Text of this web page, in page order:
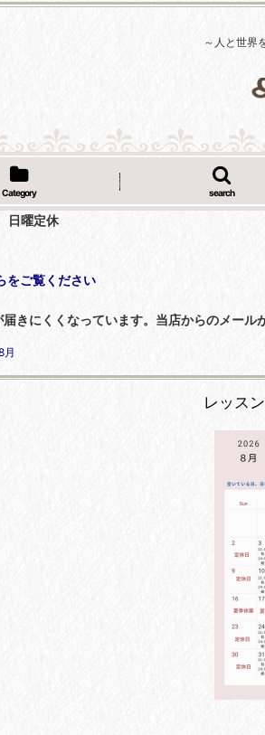
～人と世界
Category search
日曜定休
をご覧ください
にくくなっています。当店からのメール
月
レッス